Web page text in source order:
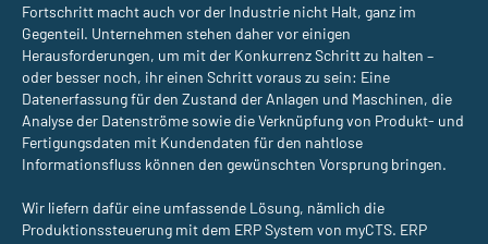
Fortschritt macht auch vor der Industrie nicht Halt, ganz im
Gegenteil. Unternehmen stehen daher vor einigen
Herausforderungen, um mit der Konkurrenz Schritt zu halten –
oder besser noch, ihr einen Schritt voraus zu sein: Eine
Datenerfassung für den Zustand der Anlagen und Maschinen, die
Analyse der Datenströme sowie die Verknüpfung von Produkt- und
Fertigungsdaten mit Kundendaten für den nahtlose
Informationsfluss können den gewünschten Vorsprung bringen.
Wir liefern dafür eine umfassende Lösung, nämlich die
Produktionssteuerung mit dem ERP System von myCTS. ERP